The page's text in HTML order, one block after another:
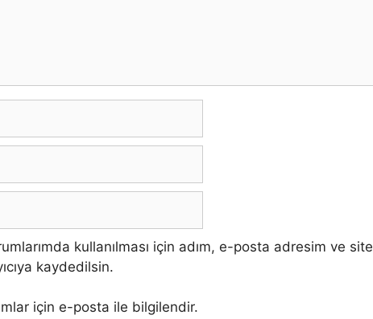
kullanılması için adım, e-posta adresim ve site
kaydedilsin.
için e-posta ile bilgilendir.